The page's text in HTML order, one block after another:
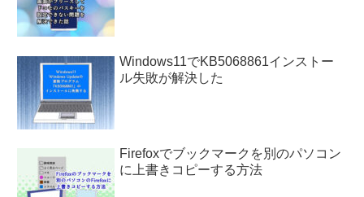
Windows11でKB5068861インストー
ル失敗が解決した
Firefoxでブックマークを別のパソコン
に上書きコピーする方法